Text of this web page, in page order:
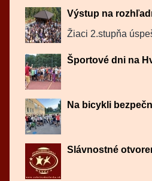
Výstup na
Žiaci 2.stupňa
Športové dni na
Na bicykli
Slávnostné